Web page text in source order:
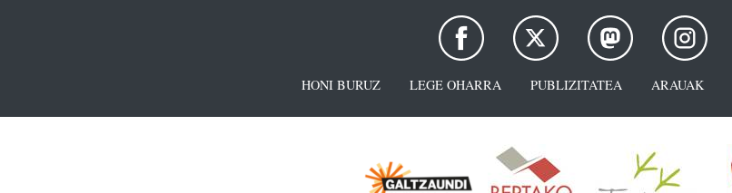
HONI BURUZ LEGE OHARRA PUBLIZITATEA ARAUAK